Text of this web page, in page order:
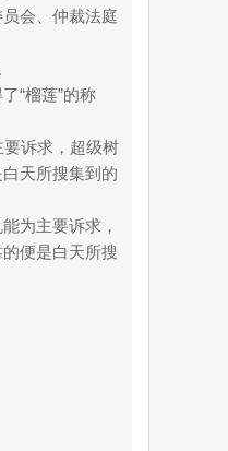
会、仲裁法庭
“榴莲”的称
诉求，超级树
天所搜集到的
为主要诉求，
便是白天所搜